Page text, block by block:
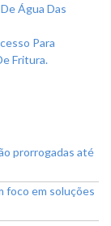
Água Das
Para
Fritura.
prorrogadas até
foco em soluções